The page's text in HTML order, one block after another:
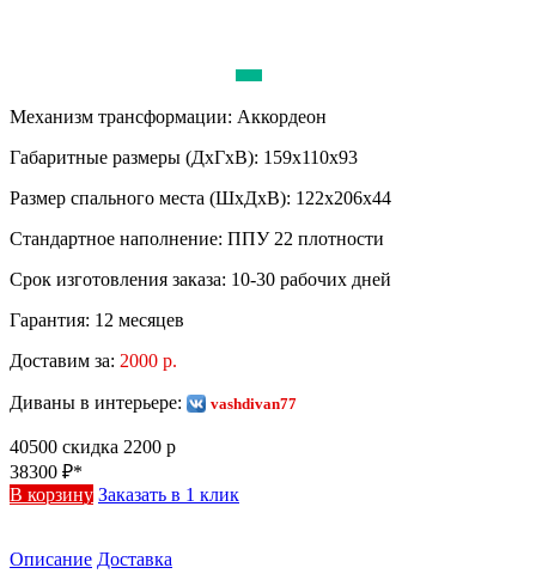
Механизм трансформации: Аккордеон
Габаритные размеры (ДхГхВ): 159х110х93
Размер спального места (ШхДхВ): 122х206х44
Стандартное наполнение: ППУ 22 плотности
Срок изготовления заказа: 10-30 рабочих дней
Гарантия: 12 месяцев
Доставим за: 2000 р.
Диваны в интерьере: vashdivan77
40500 скидка 2200 р
38300 ₽*
В корзину Заказать в 1 клик
Описание Доставка